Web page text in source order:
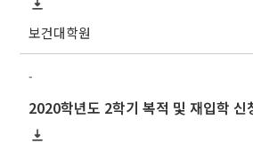
보건대학원
-
2020학년도 2학기 복적 및 재입학 신